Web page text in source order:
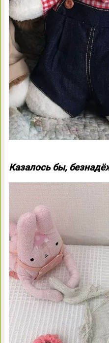
Казалось бы,